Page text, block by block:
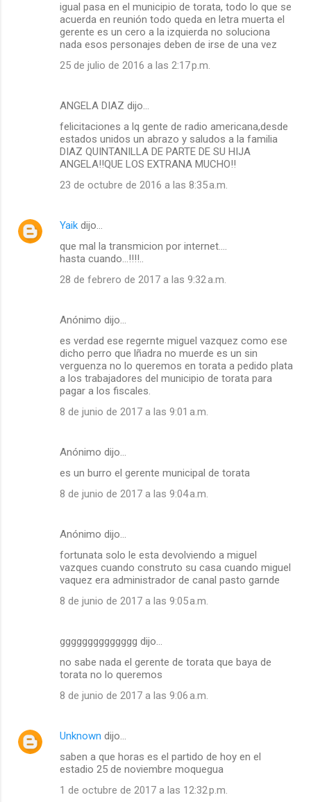
igual pasa en el municipio de torata, todo lo que se
acuerda en reunión todo queda en letra muerta el
gerente es un cero a la izquierda no soluciona
nada esos personajes deben de irse de una vez
25 de julio de 2016 a las 2:17 p.m.
ANGELA DIAZ dijo…
felicitaciones a lq gente de radio americana,desde
estados unidos un abrazo y saludos a la familia
DIAZ QUINTANILLA DE PARTE DE SU HIJA
ANGELA!!QUE LOS EXTRANA MUCHO!!
23 de octubre de 2016 a las 8:35 a.m.
Yaik dijo…
que mal la transmicion por internet....
hasta cuando...!!!!..
28 de febrero de 2017 a las 9:32 a.m.
Anónimo dijo…
es verdad ese regernte miguel vazquez como ese
dicho perro que lñadra no muerde es un sin
verguenza no lo queremos en torata a pedido plata
a los trabajadores del municipio de torata para
pagar a los fiscales.
8 de junio de 2017 a las 9:01 a.m.
Anónimo dijo…
es un burro el gerente municipal de torata
8 de junio de 2017 a las 9:04 a.m.
Anónimo dijo…
fortunata solo le esta devolviendo a miguel
vazques cuando construto su casa cuando miguel
vaquez era administrador de canal pasto garnde
8 de junio de 2017 a las 9:05 a.m.
gggggggggggggg dijo…
no sabe nada el gerente de torata que baya de
torata no lo queremos
8 de junio de 2017 a las 9:06 a.m.
Unknown dijo…
saben a que horas es el partido de hoy en el
estadio 25 de noviembre moquegua
1 de octubre de 2017 a las 12:32 p.m.